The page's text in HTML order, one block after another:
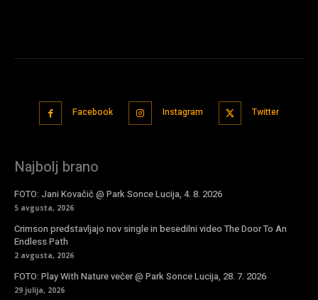
Facebook Instagram Twitter
Najbolj brano
FOTO: Jani Kovačič @ Park Sonce Lucija, 4. 8. 2026
5 avgusta, 2026
Crimson predstavljajo nov single in besedilni video The Door To An
Endless Path
2 avgusta, 2026
FOTO: Play With Nature večer @ Park Sonce Lucija, 28. 7. 2026
29 julija, 2026